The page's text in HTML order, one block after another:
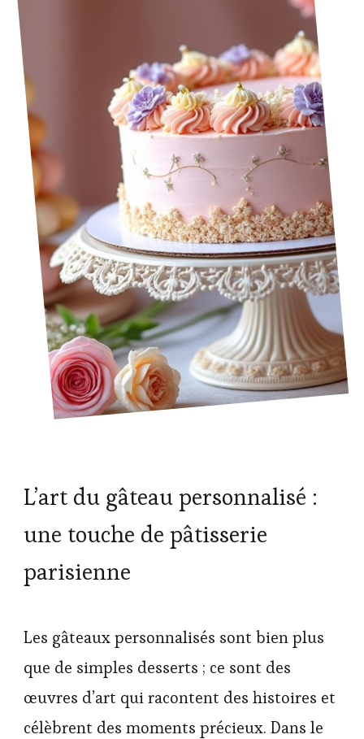
L’art du gâteau personnalisé :
une touche de pâtisserie
parisienne
Les gâteaux personnalisés sont bien plus
que de simples desserts ; ce sont des
œuvres d’art qui racontent des histoires et
célèbrent des moments précieux. Dans le